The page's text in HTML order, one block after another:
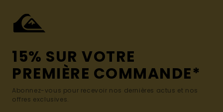
15% SUR VOTRE
PREMIÈRE COMMANDE*
Abonnez-vous pour recevoir nos dernières actus et nos
offres exclusives.